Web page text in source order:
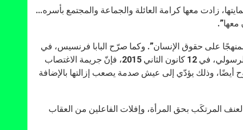
زادت معها كرامة العائلة والجماعة والمجتمع بأسره…
معها”.
على حقوق الإنسان”. وكما صرّح البابا فرنسيس، في
خطابه إلى أعضاء السلك الديبلوماسي المعتمَدين لدى الكرسي الرسولي، في 12 كانون الثاني 2015، فإنّ جريمة الاغتصاب
أيضًا، وذلك يؤدّي إلى عيش صدمة يصعب إزالتها بالإضافة
المرتكَب بحق المرأة، وإفلات الفاعلين من العقاب